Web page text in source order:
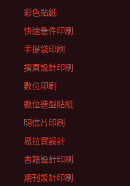
彩色貼紙
快速急件印刷
手提袋印刷
摺頁設計印刷
數位印刷
數位造型貼紙
明信片印刷
易拉寶設計
書籍設計印刷
期刊設計印刷